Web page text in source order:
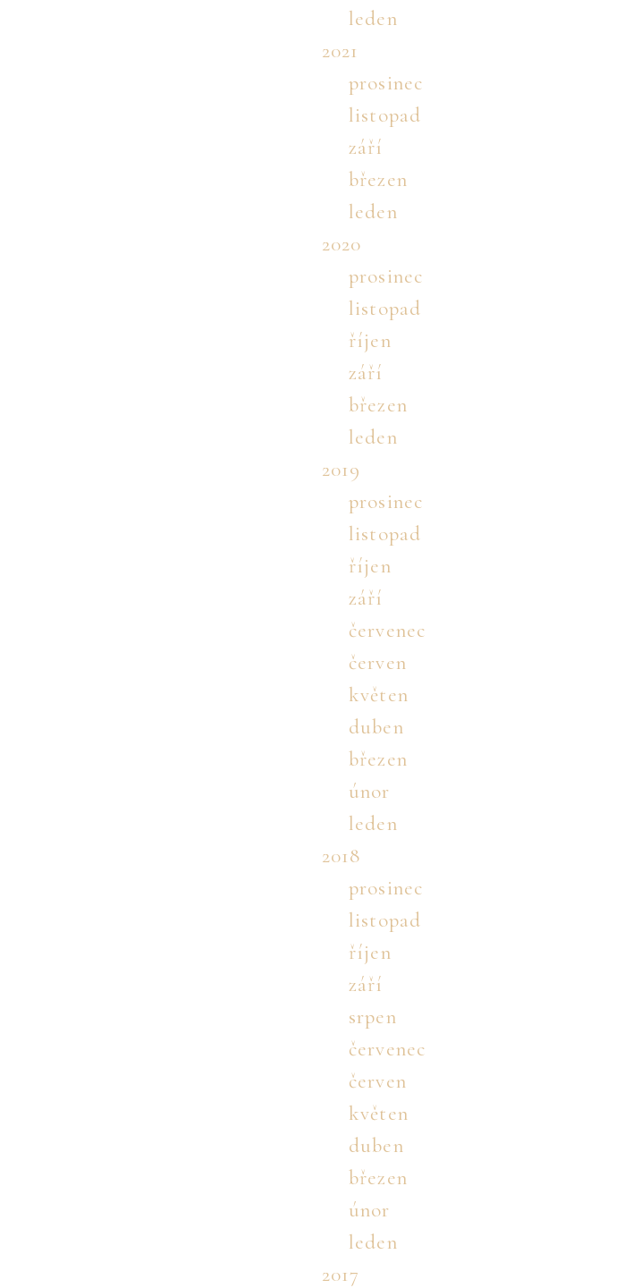
leden
2021
prosinec
listopad
září
březen
leden
2020
prosinec
listopad
říjen
září
březen
leden
2019
prosinec
listopad
říjen
září
červenec
červen
květen
duben
březen
únor
leden
2018
prosinec
listopad
říjen
září
srpen
červenec
červen
květen
duben
březen
únor
leden
2017